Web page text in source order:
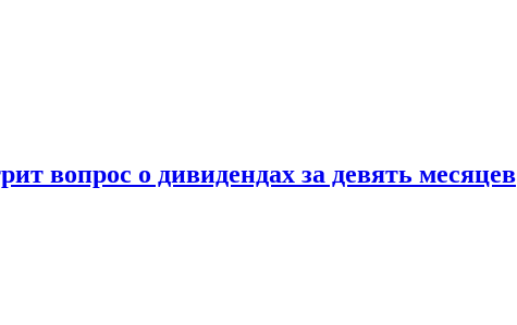
вопрос о дивидендах за девять месяцев